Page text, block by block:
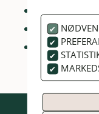
Varm drikke
Minimum 4